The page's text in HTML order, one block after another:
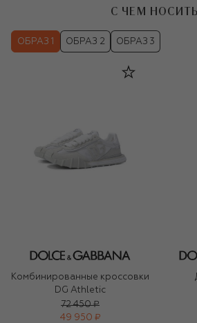
С ЧЕМ НОСИТЬ
ОБРАЗ 1 ОБРАЗ 2 ОБРАЗ 3
Комбинированные кроссовки
DG Athletic
72 450 ₽
49 950 ₽